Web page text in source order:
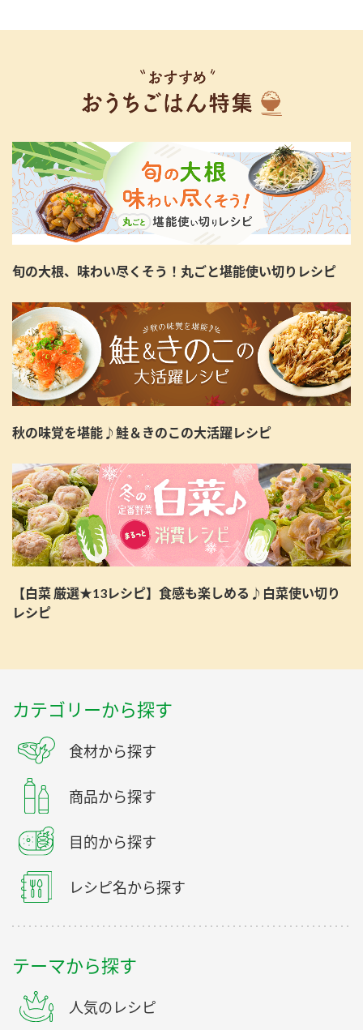
旬の大根、味わい尽くそう！丸ごと堪能使い切りレシピ
秋の味覚を堪能♪鮭＆きのこの大活躍レシピ
【白菜 厳選★13レシピ】食感も楽しめる♪白菜使い切り
レシピ
カテゴリーから探す
食材から探す
商品から探す
目的から探す
レシピ名から探す
テーマから探す
人気のレシピ